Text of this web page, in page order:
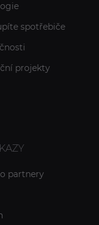
spotřebiče
projekty
partnery